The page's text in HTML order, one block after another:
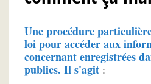
Une procédure
loi pour accéder aux
concernant enregistrées
publics. Il s'agit :